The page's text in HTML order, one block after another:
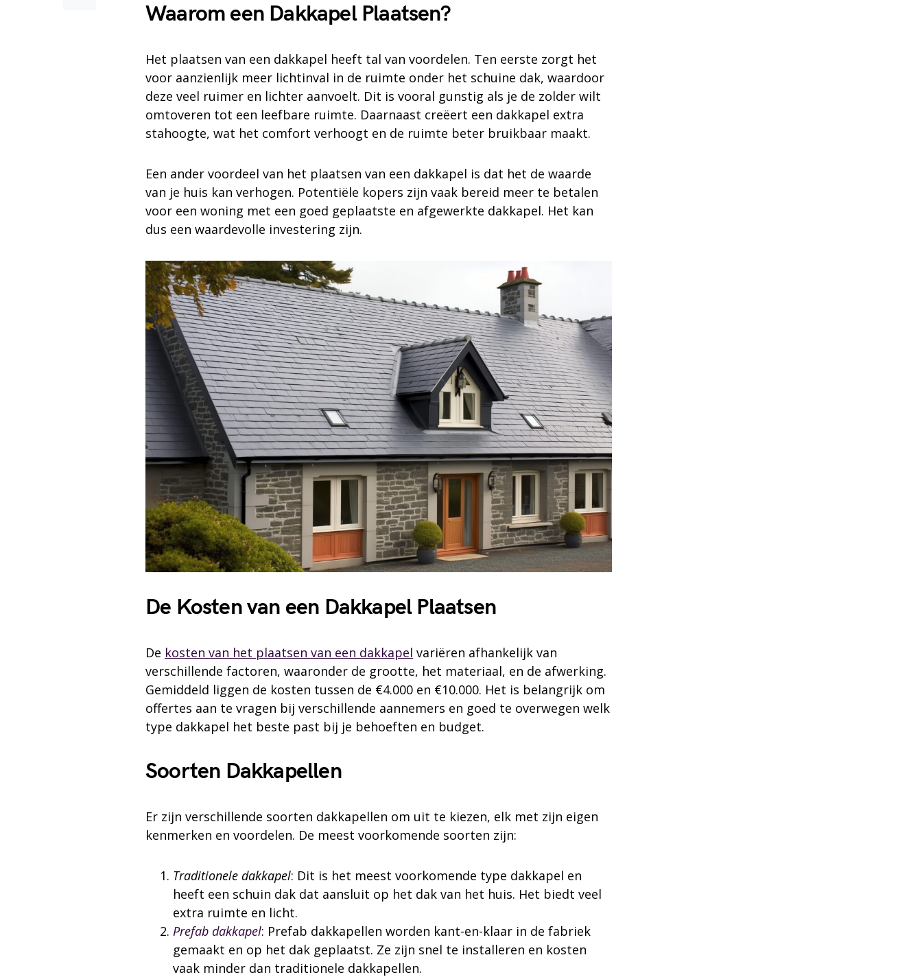
Waarom een Dakkapel Plaatsen?
Het plaatsen van een dakkapel heeft tal van voordelen. Ten eerste zorgt het
voor aanzienlijk meer lichtinval in de ruimte onder het schuine dak, waardoor
deze veel ruimer en lichter aanvoelt. Dit is vooral gunstig als je de zolder wilt
omtoveren tot een leefbare ruimte. Daarnaast creëert een dakkapel extra
stahoogte, wat het comfort verhoogt en de ruimte beter bruikbaar maakt.
Een ander voordeel van het plaatsen van een dakkapel is dat het de waarde
van je huis kan verhogen. Potentiële kopers zijn vaak bereid meer te betalen
voor een woning met een goed geplaatste en afgewerkte dakkapel. Het kan
dus een waardevolle investering zijn.
De Kosten van een Dakkapel Plaatsen
De kosten van het plaatsen van een dakkapel variëren afhankelijk van
verschillende factoren, waaronder de grootte, het materiaal, en de afwerking.
Gemiddeld liggen de kosten tussen de €4.000 en €10.000. Het is belangrijk om
offertes aan te vragen bij verschillende aannemers en goed te overwegen welk
type dakkapel het beste past bij je behoeften en budget.
Soorten Dakkapellen
Er zijn verschillende soorten dakkapellen om uit te kiezen, elk met zijn eigen
kenmerken en voordelen. De meest voorkomende soorten zijn:
Traditionele dakkapel: Dit is het meest voorkomende type dakkapel en
heeft een schuin dak dat aansluit op het dak van het huis. Het biedt veel
extra ruimte en licht.
Prefab dakkapel: Prefab dakkapellen worden kant-en-klaar in de fabriek
gemaakt en op het dak geplaatst. Ze zijn snel te installeren en kosten
vaak minder dan traditionele dakkapellen.